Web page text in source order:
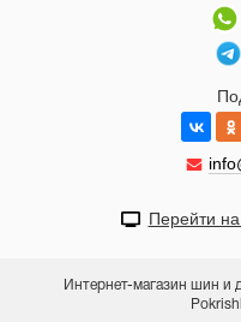
Перейти
Интернет-магазин шин и